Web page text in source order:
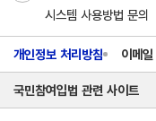
시스템 사용방법 문의
개인정보 처리방침 이메
국민참여입법 관련 사이트